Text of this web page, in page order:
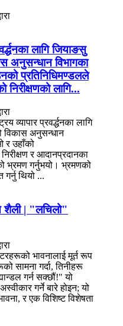
लागि जियाङसु
अनुसन्धान विभागका
प्रतिनिधिमण्डलले
निरीक्षणको लागि...
व्यापार प्रवर्द्धनका लागि
विकास अनुसन्धान
र उहाँको
र आदानप्रदानका
भ्रमण गर्नुभयो। भ्रमणको
गर्नु थियो ...
शैली | "लचिलो"
भावनालाई मूर्त रूप
सामना गर्दा, तिनीहरू
गर्न सक्छौं!" यो
गर्ने बारे होइन; यो
र एक विशिष्ट विशेषता